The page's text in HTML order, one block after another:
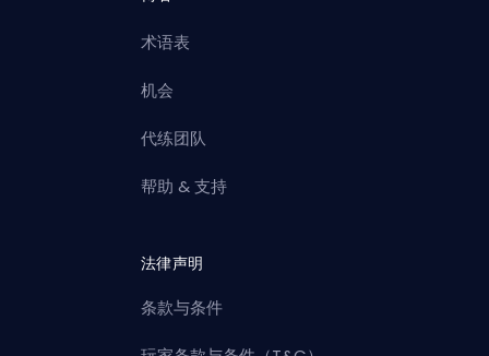
术语表
机会
代练团队
帮助 & 支持
法律声明
条款与条件